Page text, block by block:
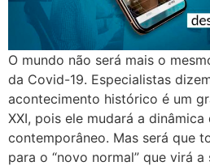
O mundo não será mais o
da Covid-19. Especialistas
acontecimento histórico é um
XXI, pois ele mudará a dinâmica
contemporâneo. Mas será que
para o “novo normal” que virá